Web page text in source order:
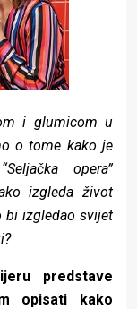
i glumicom u
o tome kako je
opera”
izgleda život
bi izgledao svijet
predstave
opisati kako